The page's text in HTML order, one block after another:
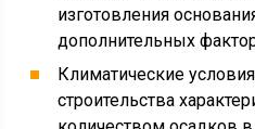
изготовления
дополнительных
Климатические
строительства